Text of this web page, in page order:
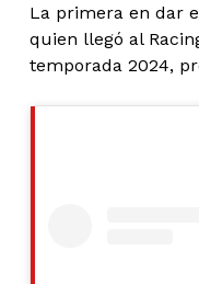
La primera en dar
quien llegó al
temporada 2024,